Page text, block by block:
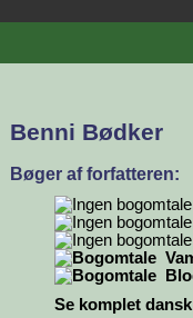
Benni Bødker
Bøger af forfatteren:
Se komplet